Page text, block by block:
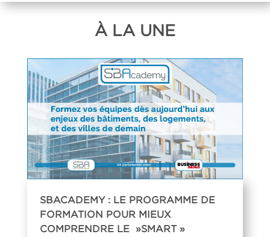
À LA UNE
SBACADEMY : LE PROGRAMME DE
FORMATION POUR MIEUX
COMPRENDRE LE »SMART »